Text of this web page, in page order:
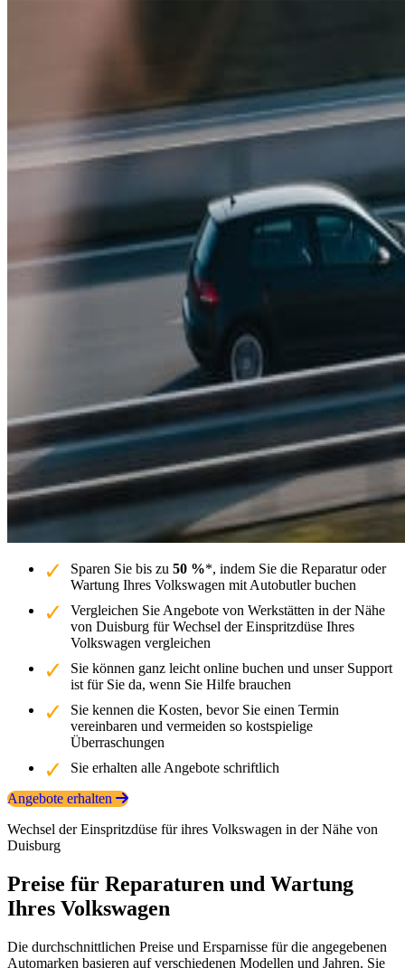
Sparen Sie bis zu 50 %*, indem Sie die Reparatur oder
Wartung Ihres Volkswagen mit Autobutler buchen
Vergleichen Sie Angebote von Werkstätten in der Nähe
von Duisburg für Wechsel der Einspritzdüse Ihres
Volkswagen vergleichen
Sie können ganz leicht online buchen und unser Support
ist für Sie da, wenn Sie Hilfe brauchen
Sie kennen die Kosten, bevor Sie einen Termin
vereinbaren und vermeiden so kostspielige
Überraschungen
Sie erhalten alle Angebote schriftlich
Angebote erhalten
Wechsel der Einspritzdüse für ihres Volkswagen in der Nähe von
Duisburg
Preise für Reparaturen und Wartung
Ihres Volkswagen
Die durchschnittlichen Preise und Ersparnisse für die angegebenen
Automarken basieren auf verschiedenen Modellen und Jahren. Sie